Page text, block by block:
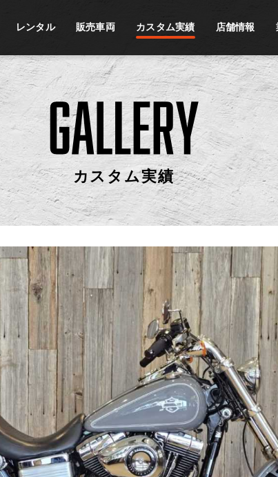
レンタル 販売車両 カスタム実績 店舗情報
カスタム実績